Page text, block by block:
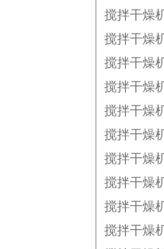
搅拌干燥
搅拌干燥
搅拌干燥
搅拌干燥
搅拌干燥
搅拌干燥
搅拌干燥
搅拌干燥
搅拌干燥